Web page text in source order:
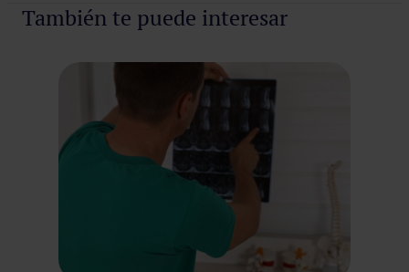
Pedir cita
También te puede interesar